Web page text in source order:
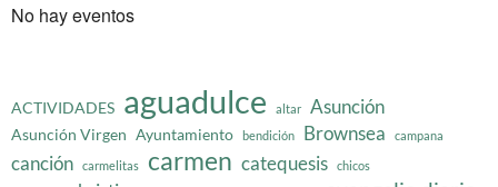
No hay eventos
ACTIVIDADES aguadulce altar Asunción
Asunción Virgen Ayuntamiento bendición Brownsea campana
canción carmelitas carmen catequesis chicos